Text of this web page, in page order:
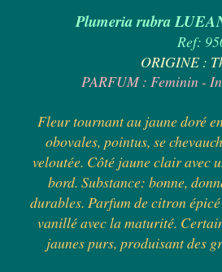
Plumeria rubra
Ref:
ORIGINE :
PARFUM : Feminin -
Fleur tournant au jaune doré
obovales, pointus, se
veloutée. Côté jaune clair avec
bord. Substance: bonne,
durables. Parfum de citron
vanillé avec la maturité.
jaunes purs, produisant des